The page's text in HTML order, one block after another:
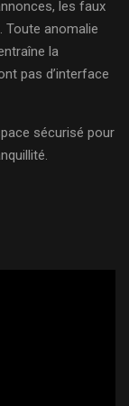
les faux
Toute anomalie
la
pas d’interface
sécurisé pour